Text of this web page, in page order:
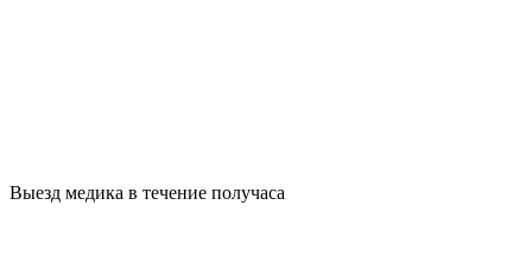
Выезд медика в течение получаса